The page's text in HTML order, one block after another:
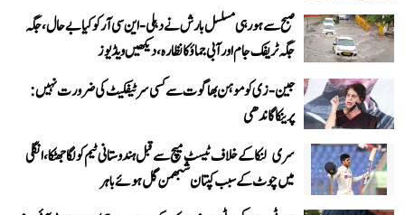
صبح سے ہو رہی مسلسل بارش نے دہلی-این سی آر کو کیا بے حال، جگہ
جگہ ٹریفک جام اور آبی جماؤ کا نظارہ، دیکھیں ویڈیوز
جین-زی کو موہن بھاگوت سے کسی سرٹیفکیٹ کی ضرورت نہیں:
پرینکا گاندھی
سری لنکا کے خلاف ٹیسٹ میچ سے قبل ہندوستانی ٹیم کو لگا جھٹکا، انگلی
میں چوٹ کے سبب کپتان شبھمن گل ہوئے باہر